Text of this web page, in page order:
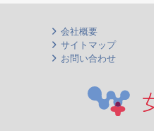
会社概要
サイトマップ
お問い合わせ